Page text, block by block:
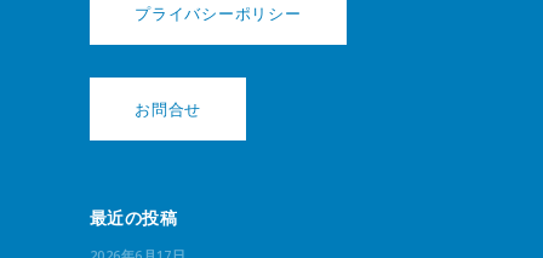
プライバシーポリシー
お問合せ
最近の投稿